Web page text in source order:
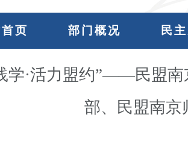
页 部门概况 民
学·活力盟约”——民盟
部、民盟南京